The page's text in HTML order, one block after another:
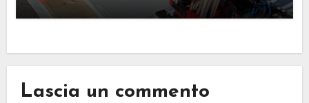
Lascia un commento